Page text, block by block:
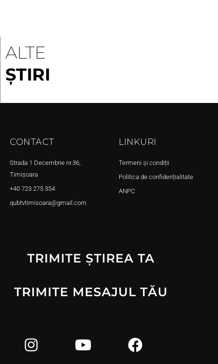
ALTE
ȘTIRI
CONTACT
Strada 1 Decembrie nr.36,
Timișoara
+40 723 275 354
qubtvtimisoara@gmail.com
LINKURI
Termeni și condiții
Politica de confidențialitate
ANPC
TRIMITE ȘTIREA TA
TRIMITE MESAJUL TĂU